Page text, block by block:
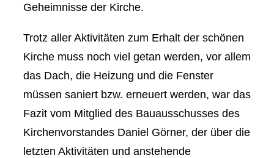
Geheimnisse der Kirche.
Trotz aller Aktivitäten zum Erhalt der schönen
Kirche muss noch viel getan werden, vor allem
das Dach, die Heizung und die Fenster
müssen saniert bzw. erneuert werden, war das
Fazit vom Mitglied des Bauausschusses des
Kirchenvorstandes Daniel Görner, der über die
letzten Aktivitäten und anstehende